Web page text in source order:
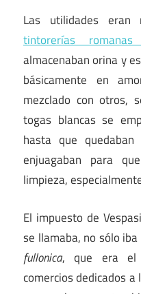
Las utilidades eran
tintorerías
almacenaban orina y
básicamente en
mezclado con otros,
togas blancas se
hasta que
enjuagaban para
limpieza,
El impuesto de
se llamaba, no sólo
fullonica, que era el
comercios dedicados